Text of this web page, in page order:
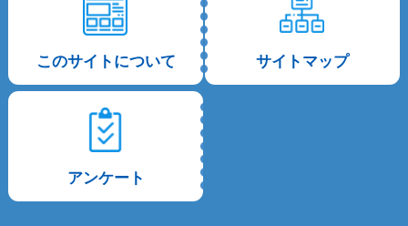
このサイトについて サイトマップ
アンケート